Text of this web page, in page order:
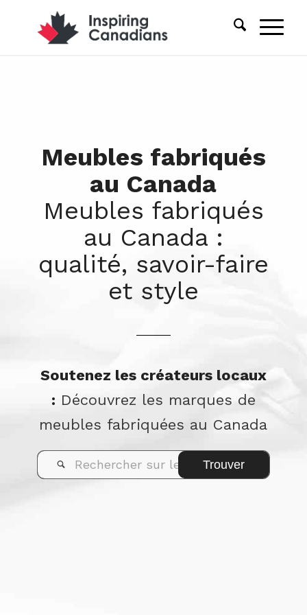
Meubles fabriqués
au Canada
Meubles fabriqués
au Canada :
qualité, savoir-faire
et style
Soutenez les créateurs locaux
: Découvrez les marques de
meubles fabriquées au Canada